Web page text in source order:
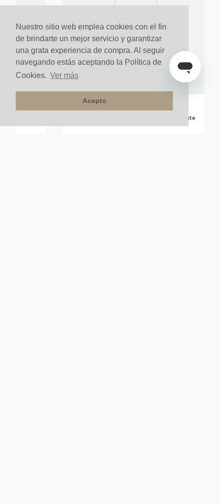
Nuestro sitio web emplea cookies con el fin
de brindarte un mejor servicio y garantizar
una grata experiencia de compra. Al seguir
navegando estás aceptando la Política de
Cookies. Ver más
Acepto
Grifería Lavm Axor Citterio 270 Acero Brillante